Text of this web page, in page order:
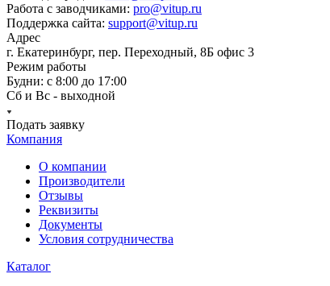
Работа с заводчиками: pro@vitup.ru
Поддержка сайта: support@vitup.ru
Адрес
г. Екатеринбург, пер. Переходный, 8Б офис 3
Режим работы
Будни: с 8:00 до 17:00
Сб и Вс - выходной
Подать заявку
Компания
О компании
Производители
Отзывы
Реквизиты
Документы
Условия сотрудничества
Каталог